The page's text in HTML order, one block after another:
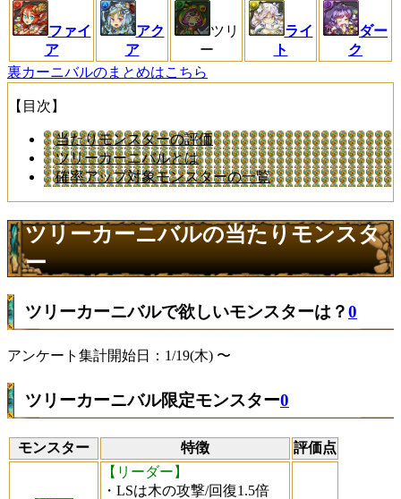
ファイ
ア
アク
ア
ツリ
ー
ライ
ト
ダー
ク
裏カーニバルのまとめはこちら
【目次】
当たりモンスターの評価
ツリーカーニバルとは
確率アップ対象モンスターの一覧
ツリーカーニバルの当たりモンスタ
ー
ツリーカーニバルで欲しいモンスターは？0
アンケート集計開始日：1/19(木) 〜
ツリーカーニバル限定モンスター0
モンスター 特徴 評価点
【リーダー】
・LSは木の攻撃/回復1.5倍